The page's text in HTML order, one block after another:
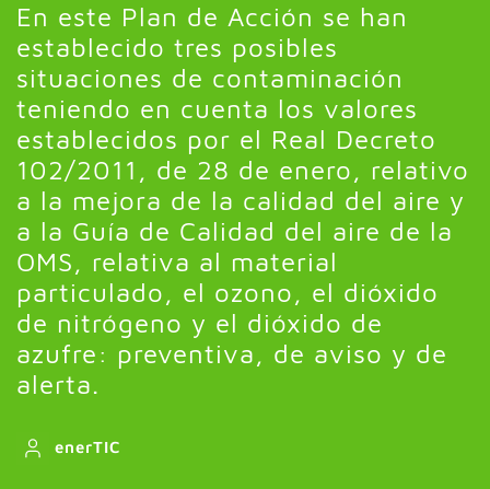
En este Plan de Acción se han
establecido tres posibles
situaciones de contaminación
teniendo en cuenta los valores
establecidos por el Real Decreto
102/2011, de 28 de enero, relativo
a la mejora de la calidad del aire y
a la Guía de Calidad del aire de la
OMS, relativa al material
particulado, el ozono, el dióxido
de nitrógeno y el dióxido de
azufre: preventiva, de aviso y de
alerta.
enerTIC